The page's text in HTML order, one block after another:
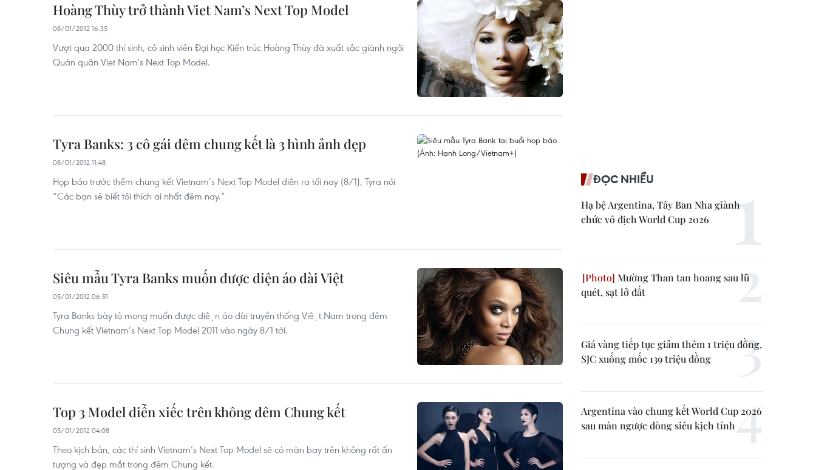
Hoàng Thùy trở thành Viet Nam’s Next Top Model
08/01/2012 16:35
Vượt qua 2000 thí sinh, cô sinh viên Đại học Kiến trúc Hoàng Thùy đã xuất sắc giành ngôi
Quán quân Viet Nam's Next Top Model.
Tyra Banks: 3 cô gái đêm chung kết là 3 hình ảnh đẹp
08/01/2012 11:48
Họp báo trước thềm chung kết Vietnam’s Next Top Model diễn ra tối nay (8/1), Tyra nói
“Các bạn sẽ biết tôi thích ai nhất đêm nay.”
Siêu mẫu Tyra Banks muốn được diện áo dài Việt
05/01/2012 06:51
Tyra Banks bày tỏ mong muốn được diện áo dài truyền thống Việt Nam trong đêm
Chung kết Vietnam’s Next Top Model 2011 vào ngày 8/1 tới.
Top 3 Model diễn xiếc trên không đêm Chung kết
05/01/2012 04:08
Theo kịch bản, các thí sinh Vietnam’s Next Top Model sẽ có màn bay trên không rất ấn
tượng và đẹp mắt trong đêm Chung kết.
ĐỌC NHIỀU
Hạ bệ Argentina, Tây Ban Nha giành
chức vô địch World Cup 2026
Mường Than tan hoang sau lũ
quét, sạt lở đất
Giá vàng tiếp tục giảm thêm 1 triệu đồng,
SJC xuống mốc 139 triệu đồng
Argentina vào chung kết World Cup 2026
sau màn ngược dòng siêu kịch tính